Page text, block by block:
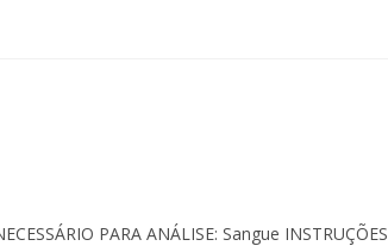
PARA ANÁLISE: Sangue INSTRUÇÕES